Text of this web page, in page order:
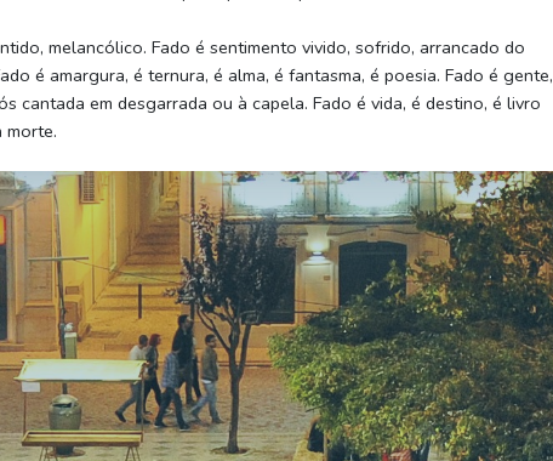
melancólico. Fado é sentimento vivido, sofrido, arrancado do
é amargura, é ternura, é alma, é fantasma, é poesia. Fado é gente,
cantada em desgarrada ou à capela. Fado é vida, é destino, é livro
morte.